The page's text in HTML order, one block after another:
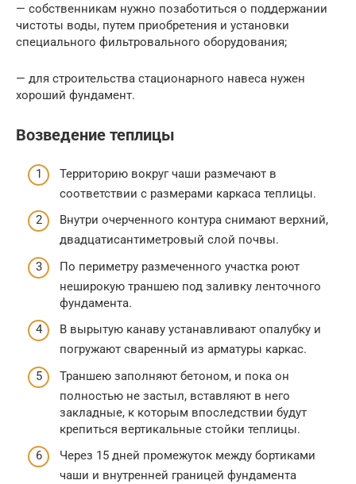
— собственникам нужно позаботиться о поддержании
чистоты воды, путем приобретения и установки
специального фильтровального оборудования;
— для строительства стационарного навеса нужен
хороший фундамент.
Возведение теплицы
Территорию вокруг чаши размечают в
соответствии с размерами каркаса теплицы.
Внутри очерченного контура снимают верхний,
двадцатисантиметровый слой почвы.
По периметру размеченного участка роют
неширокую траншею под заливку ленточного
фундамента.
В вырытую канаву устанавливают опалубку и
погружают сваренный из арматуры каркас.
Траншею заполняют бетоном, и пока он
полностью не застыл, вставляют в него
закладные, к которым впоследствии будут
крепиться вертикальные стойки теплицы.
Через 15 дней промежуток между бортиками
чаши и внутренней границей фундамента